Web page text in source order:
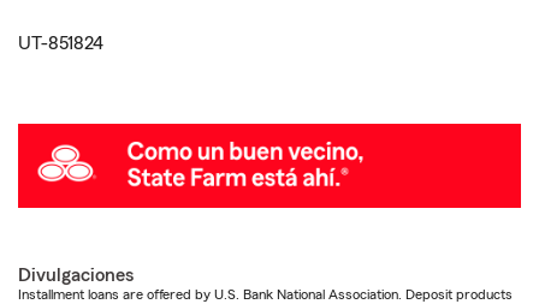
UT-851824
Divulgaciones
Installment loans are offered by U.S. Bank National Association. Deposit products